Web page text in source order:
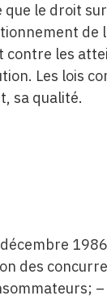
que le droit
de
contre les
Les lois
sa qualité.
des